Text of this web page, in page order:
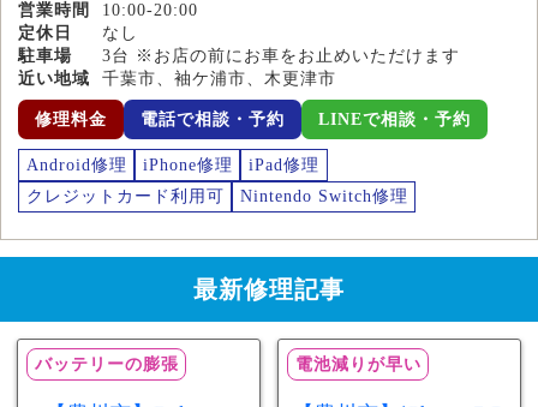
営業時間
10:00-20:00
定休日
なし
駐車場
3台 ※お店の前にお車をお止めいただけます
近い地域
千葉市、袖ケ浦市、木更津市
修理料金 電話で相談・予約 LINEで相談・予約
Android修理 iPhone修理
iPad修理
クレジットカード利用可
Nintendo Switch修理
最新修理記事
バッテリーの膨張 電池減りが早い